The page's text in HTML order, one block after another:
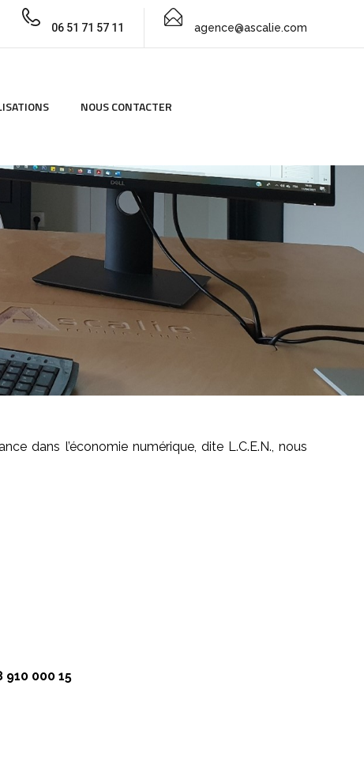
06 51 71 57 11 agence@ascalie.com
NOUS CONTACTER
dans l’économie numérique, dite L.C.E.N., nous
910 000 15